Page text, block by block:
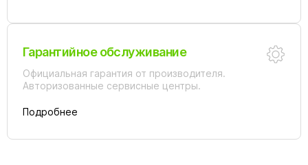
Гарантийное обслуживание
Официальная гарантия от производителя.
Авторизованные сервисные центры.
Подробнее